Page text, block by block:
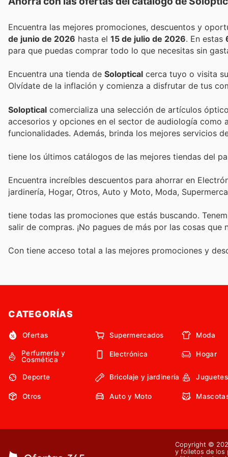
de junio de 2026 hasta el 15 de julio de 2026 . En estas
para que puedas comprar todo lo que necesitas sin
Encuentra una tienda de Soloptical cerca tuyo o visita
Olvídate de la inflación y comienza a disfrutar de tus
Soloptical comercializa una selección de artículos
accesorios y opciones en el sector de audiología
funcionalidades. Además, brinda los mejores servicios
tiene los últimos catálogos de las mejores tiendas del
Encuentra increíbles descuentos para ahorrar en
jardinería, Hogar, Otros, Auto y Moto, Moda,
tiene todas las promociones que estás buscando.
salir de compras. ¡No pagues de más por las cosas que
Con tiene acceso total a las mejores promociones y
CATEGORÍAS
Ofertas Supermercados Moda
Perfumería y
Cosmética
Electrónica Hogar
Deporte Bricolaje y jardinería
Otros Auto y Moto
Copyright ©
y folletos de los